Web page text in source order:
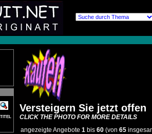
Versteigern Sie jetzt offen
CLICK THE PHOTO FOR MORE DETAILS
angezeigte Angebote 1 bis 60 (von 65